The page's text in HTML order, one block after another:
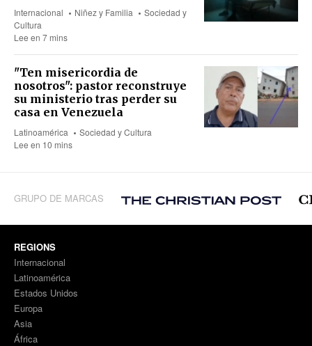
Internacional Niñez y Familia
Sociedad y
Cultura
Lee en 7 mins
"Ten misericordia de
nosotros": pastor reconstruye
su ministerio tras perder su
casa en Venezuela
Latinoamérica
Sociedad y Cultura
Lee en 10 mins
GRUPO DE MARCAS
REGIONS
Internacional
Latinoamérica
Estados Unidos
Europa
Asia
África